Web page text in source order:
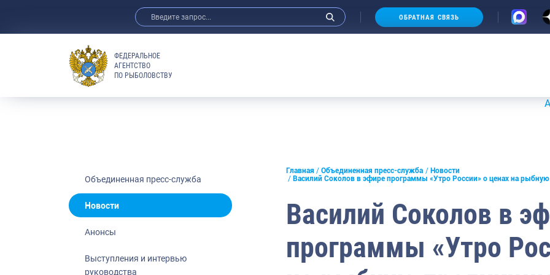
Анонсы
Отраслевые СМИ
Выставки и конференции
Рыбоохрана России
ОБРАТНАЯ СВЯЗЬ
ФЕДЕРАЛЬНОЕ
АГЕНТСТВО
ПО РЫБОЛОВСТВУ
Объединенная пресс-служба
Новости
Анонсы
Выступления и интервью
руководства
Главная Объединенная пресс-служба
Новости
Василий Соколов в эфире программы «Утро России» о ценах на
Василий Соколов в
программы «Утро